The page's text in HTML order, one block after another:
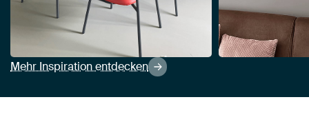
Mehr Inspiration entdecken